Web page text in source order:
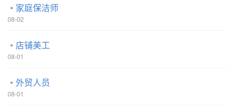
家庭保洁师
08-02
店铺美工
08-01
外贸人员
08-01